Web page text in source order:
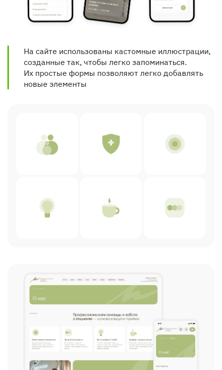
На сайте использованы кастомные иллюстрации,
созданные так, чтобы легко запоминаться.
Их простые формы позволяют легко добавлять
новые элементы